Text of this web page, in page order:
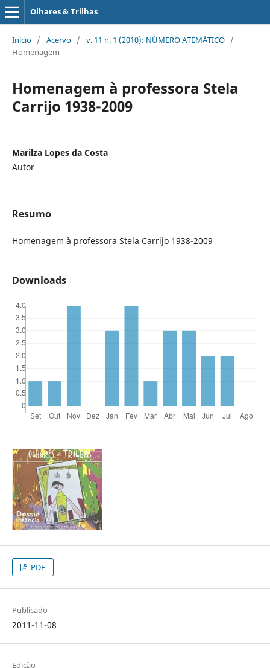
Olhares & Trilhas
Início / Acervo / v. 11 n. 1 (2010): NÚMERO ATEMÁTICO /
Homenagem
Homenagem à professora Stela
Carrijo 1938-2009
Marilza Lopes da Costa
Autor
Resumo
Homenagem à professora Stela Carrijo 1938-2009
Downloads
PDF
Publicado
2011-11-08
Edição